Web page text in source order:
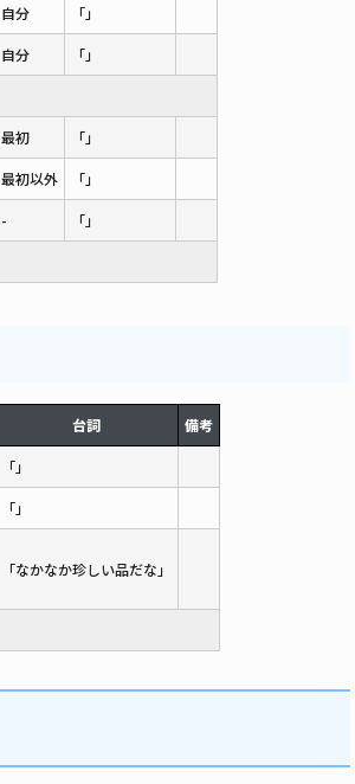
自分 「」
自分 「」
最初 「」
最初以外 「」
- 「」
台詞 備考
「」
「」
「なかなか珍しい品だな」